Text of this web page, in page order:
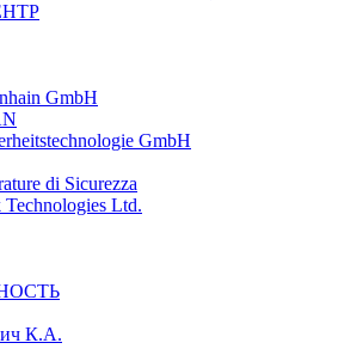
GmbH
GmbH
di Sicurezza
Ltd.
К.А.